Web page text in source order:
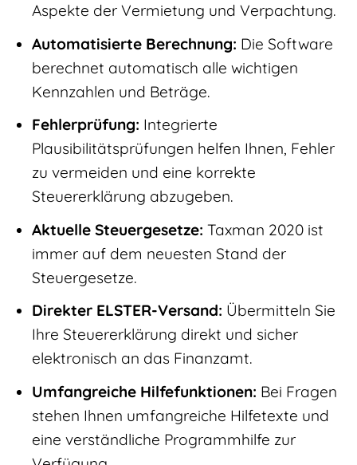
Aspekte der Vermietung und Verpachtung.
Automatisierte Berechnung: Die Software
berechnet automatisch alle wichtigen
Kennzahlen und Beträge.
Fehlerprüfung: Integrierte
Plausibilitätsprüfungen helfen Ihnen, Fehler
zu vermeiden und eine korrekte
Steuererklärung abzugeben.
Aktuelle Steuergesetze: Taxman 2020 ist
immer auf dem neuesten Stand der
Steuergesetze.
Direkter ELSTER-Versand: Übermitteln Sie
Ihre Steuererklärung direkt und sicher
elektronisch an das Finanzamt.
Umfangreiche Hilfefunktionen: Bei Fragen
stehen Ihnen umfangreiche Hilfetexte und
eine verständliche Programmhilfe zur